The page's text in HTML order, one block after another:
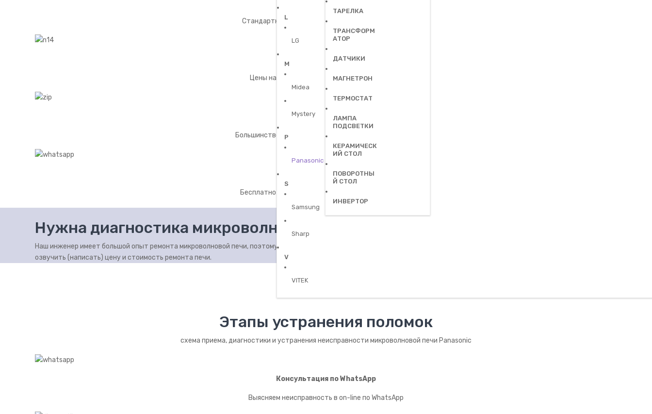
L
LG
M
Midea
Mystery
P
Panasonic
S
Samsung
Sharp
V
VITEK
ТАРЕЛКА
ТРАНСФОРМ
АТОР
ДАТЧИКИ
МАГНЕТРОН
ТЕРМОСТАТ
ЛАМПА
ПОДСВЕТКИ
КЕРАМИЧЕСК
ИЙ СТОЛ
ПОВОРОТНЫ
Й СТОЛ
ИНВЕРТОР
Быстрый ремонт
Стандартные поломки ремонтируем за 6-48 часов
Низкие цены
Цены на запчасти для микроволновок от 300р
Оригинальные запчасти
Большинство запчастей и комплектующих – в наличии
Консультации WhatsApp
Бесплатно консультируем по стоимости запчастей
Нужна диагностика микроволновки Panasonic?
Наш инженер имеет большой опыт ремонта микроволновой печи, поэтому в большинстве случаев удается на месте (или по
озвучить (написать) цену и стоимость ремонта печи.
Этапы устранения поломок
схема приема, диагностики и устранения неисправности микроволновой печи Panasonic
Консультация по WhatsApp
Выясняем неисправность в on-line по WhatsApp